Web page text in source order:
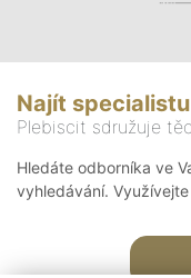
Najít specialistu
Plebiscit sdružuje
Hledáte odborníka ve
vyhledávání.